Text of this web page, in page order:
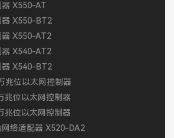
X550-AT
器 X550-BT2
X550-AT2
X540-AT2
器 X540-BT2
兆位以太网控制器
兆位以太网控制器
兆位以太网控制器
络适配器 X520-DA2